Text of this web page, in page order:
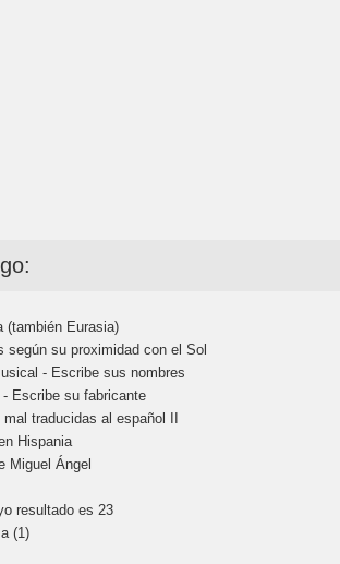
(también Eurasia)
según su proximidad con el Sol
- Escribe sus nombres
Escribe su fabricante
traducidas al español II
Hispania
Miguel Ángel
resultado es 23
(1)